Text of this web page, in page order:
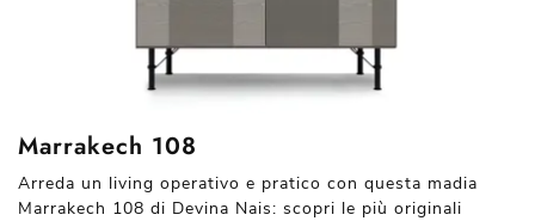
Marrakech 108
Arreda un living operativo e pratico con questa madia
Marrakech 108 di Devina Nais: scopri le più originali